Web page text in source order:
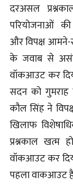
दरअसल
परियोजनाओं
और विपक्ष आमने-
के जवाब से
वॉकआउट कर
सदन को
कौल सिंह ने
खिलाफ
प्रश्नकाल
वॉकआउट कर
पहला वाकआउट